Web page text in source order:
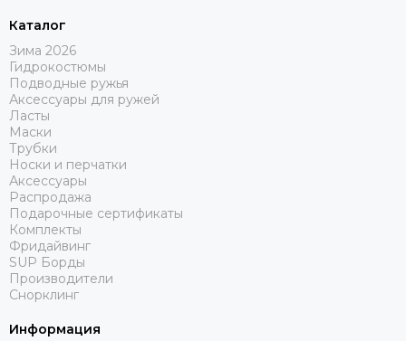
Каталог
Зима 2026
Гидрокостюмы
Подводные ружья
Аксессуары для ружей
Ласты
Маски
Трубки
Носки и перчатки
Аксессуары
Распродажа
Подарочные сертификаты
Комплекты
Фридайвинг
SUP Борды
Производители
Снорклинг
Информация